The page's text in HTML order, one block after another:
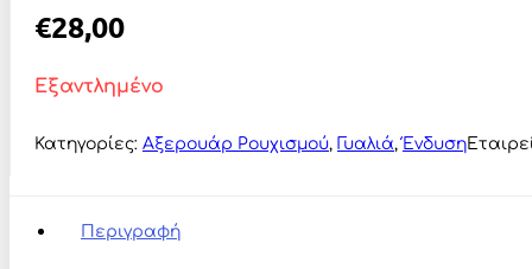
€28,00
Εξαντλημένο
Κατηγορίες: Αξερουάρ Ρουχισμού, Γυαλιά,Ένδυση
Περιγραφή